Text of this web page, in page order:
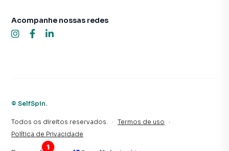
Acompanhe nossas redes
© SelfSpin.
Todos os direitos reservados. · Termos de uso
·
Política de Privacidade